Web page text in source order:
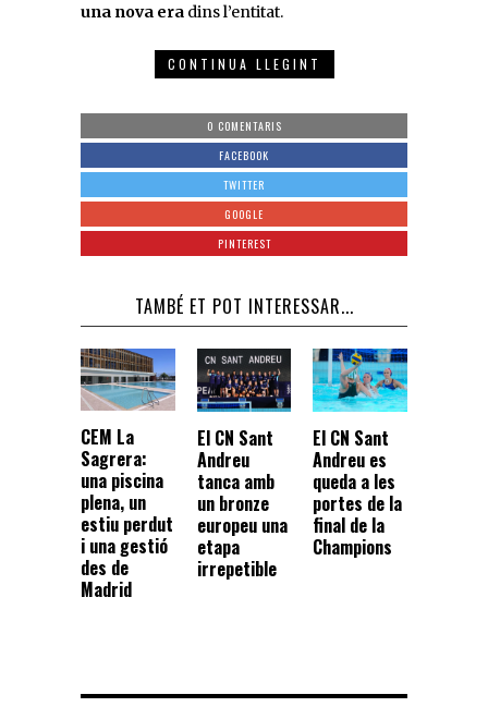
una nova era dins l’entitat.
CONTINUA LLEGINT
0 COMENTARIS
FACEBOOK
TWITTER
GOOGLE
PINTEREST
TAMBÉ ET POT INTERESSAR...
CEM La
Sagrera:
una piscina
plena, un
estiu perdut
i una gestió
des de
Madrid
El CN Sant
Andreu
tanca amb
un bronze
europeu una
etapa
irrepetible
El CN Sant
Andreu es
queda a les
portes de la
final de la
Champions